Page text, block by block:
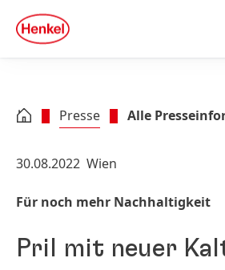
Zu Footer springen
quick
search
Presse Alle
30.08.2022 Wien
Für noch mehr Nachhaltigkeit
Pril mit neuer